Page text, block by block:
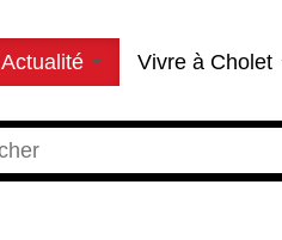
Actualité Vivre à Cholet